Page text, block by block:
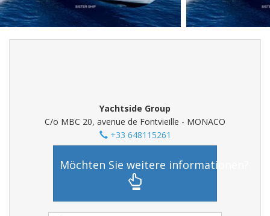
Yachtside Group
C/o MBC 20, avenue de Fontvieille - MONACO
+33 648115261
Möchten Sie weitere informationen?